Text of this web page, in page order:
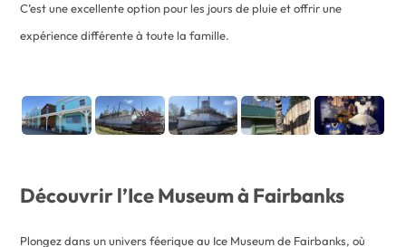
C’est une excellente option pour les jours de pluie et offrir une
expérience différente à toute la famille.
Découvrir l’Ice Museum à Fairbanks
Plongez dans un univers féerique au Ice Museum de Fairbanks, où